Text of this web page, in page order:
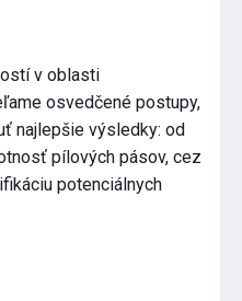
v oblasti
osvedčené postupy,
najlepšie výsledky: od
pílových pásov, cez
potenciálnych